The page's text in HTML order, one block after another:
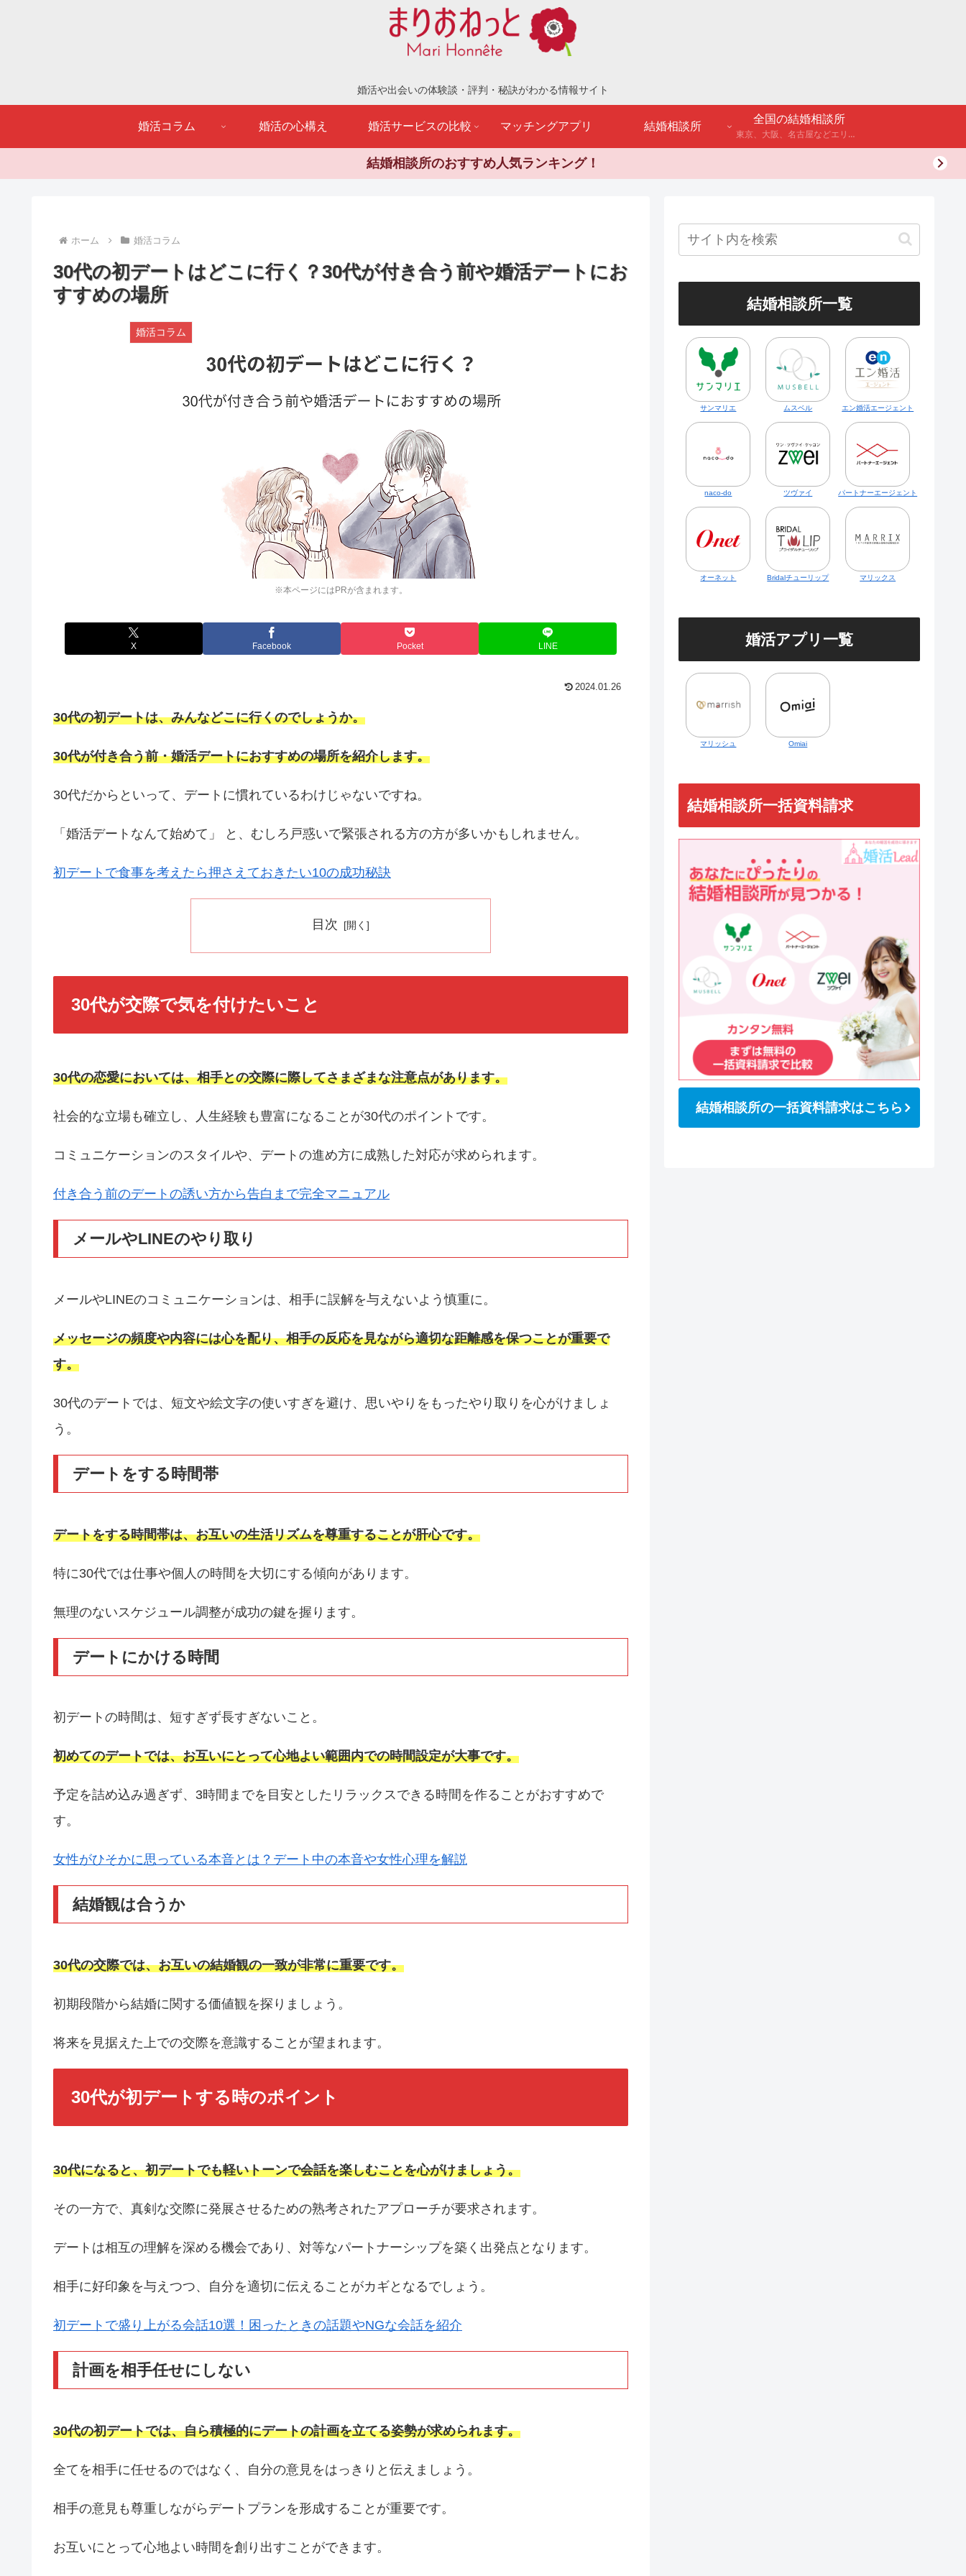
婚活や出会いの体験談・評判・秘訣がわかる情報サイト
婚活コラム 婚活の心構え 婚活サービスの比較 マッチングアプリ 結婚相談所
全国の結婚相談所
東京、大阪、名古屋などエリア別のアンケート調査や結婚相談所・婚活パーティーの体験談などを公開。
結婚相談所のおすすめ人気ランキング！
ホーム 婚活コラム
30代の初デートはどこに行く？30代が付き合う前や婚活デートにお
すすめの場所
※本ページにはPRが含まれます。
婚活コラム
X Facebook Pocket LINE
2024.01.26
30代の初デートは、みんなどこに行くのでしょうか。
30代が付き合う前・婚活デートにおすすめの場所を紹介します。
30代だからといって、デートに慣れているわけじゃないですね。
「婚活デートなんて始めて」 と、むしろ戸惑いで緊張される方の方が多いかもしれません。
初デートで食事を考えたら押さえておきたい10の成功秘訣
目次
30代が交際で気を付けたいこと
30代の恋愛においては、相手との交際に際してさまざまな注意点があります。
社会的な立場も確立し、人生経験も豊富になることが30代のポイントです。
コミュニケーションのスタイルや、デートの進め方に成熟した対応が求められます。
付き合う前のデートの誘い方から告白まで完全マニュアル
メールやLINEのやり取り
メールやLINEのコミュニケーションは、相手に誤解を与えないよう慎重に。
メッセージの頻度や内容には心を配り、相手の反応を見ながら適切な距離感を保つことが重要で
す。
30代のデートでは、短文や絵文字の使いすぎを避け、思いやりをもったやり取りを心がけましょ
う。
デートをする時間帯
デートをする時間帯は、お互いの生活リズムを尊重することが肝心です。
特に30代では仕事や個人の時間を大切にする傾向があります。
無理のないスケジュール調整が成功の鍵を握ります。
デートにかける時間
初デートの時間は、短すぎず長すぎないこと。
初めてのデートでは、お互いにとって心地よい範囲内での時間設定が大事です。
予定を詰め込み過ぎず、3時間までを目安としたリラックスできる時間を作ることがおすすめで
す。
女性がひそかに思っている本音とは？デート中の本音や女性心理を解説
結婚観は合うか
30代の交際では、お互いの結婚観の一致が非常に重要です。
初期段階から結婚に関する価値観を探りましょう。
将来を見据えた上での交際を意識することが望まれます。
30代が初デートする時のポイント
30代になると、初デートでも軽いトーンで会話を楽しむことを心がけましょう。
その一方で、真剣な交際に発展させるための熟考されたアプローチが要求されます。
デートは相互の理解を深める機会であり、対等なパートナーシップを築く出発点となります。
相手に好印象を与えつつ、自分を適切に伝えることがカギとなるでしょう。
初デートで盛り上がる会話10選！困ったときの話題やNGな会話を紹介
計画を相手任せにしない
30代の初デートでは、自ら積極的にデートの計画を立てる姿勢が求められます。
全てを相手に任せるのではなく、自分の意見をはっきりと伝えましょう。
相手の意見も尊重しながらデートプランを形成することが重要です。
お互いにとって心地よい時間を創り出すことができます。
結婚相談所一覧
サンマリエ ムスベル エン婚活エージェント
naco-do ツヴァイ パートナーエージェント
オーネット Bridalチューリップ マリックス
婚活アプリ一覧
マリッシュ Omiai
結婚相談所一括資料請求
結婚相談所の一括資料請求はこちら